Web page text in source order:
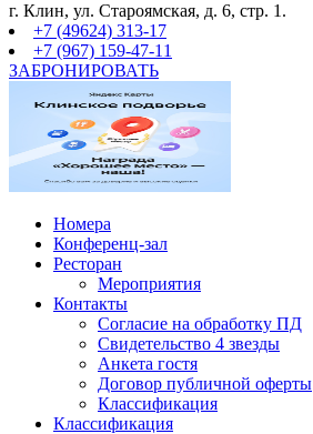
г. Клин, ул. Староямская, д. 6, стр. 1.
+7 (49624) 313-17
+7 (967) 159-47-11
ЗАБРОНИРОВАТЬ
Номера
Конференц-зал
Ресторан
Мероприятия
Контакты
Согласие на обработку ПД
Свидетельство 4 звезды
Анкета гостя
Договор публичной оферты
Классификация
Классификация